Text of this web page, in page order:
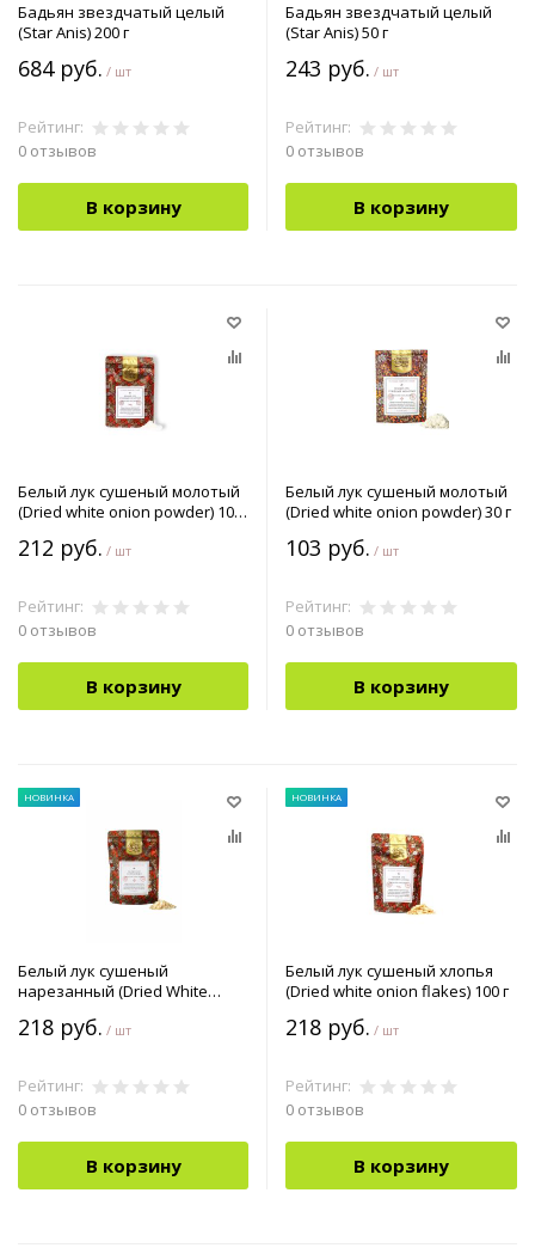
Бадьян звездчатый целый
(Star Anis) 200 г
684 руб. / шт
Рейтинг:
0 отзывов
В корзину
Бадьян звездчатый целый
(Star Anis) 50 г
243 руб. / шт
Рейтинг:
0 отзывов
В корзину
Белый лук cушеный молотый
(Dried white onion powder) 100
212 руб. / шт
Рейтинг:
0 отзывов
В корзину
Белый лук cушеный молотый
(Dried white onion powder) 30 г
103 руб. / шт
Рейтинг:
0 отзывов
В корзину
НОВИНКА
Белый лук сушеный
нарезанный (Dried White
218 руб. / шт
Рейтинг:
0 отзывов
В корзину
НОВИНКА
Белый лук сушеный хлопья
(Dried white onion flakes) 100 г
218 руб. / шт
Рейтинг:
0 отзывов
В корзину